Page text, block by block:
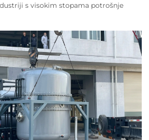
s visokim stopama potrošnje